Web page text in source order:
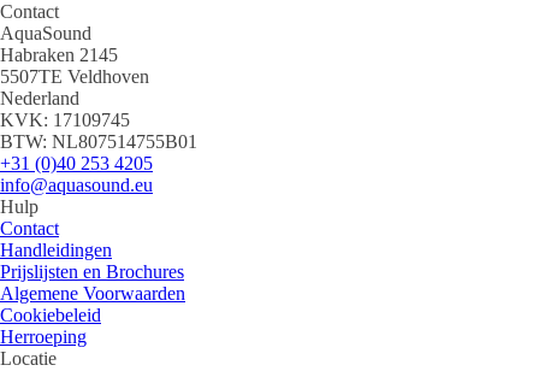
Contact
AquaSound
Habraken 2145
5507TE Veldhoven
Nederland
KVK: 17109745
BTW: NL807514755B01
+31 (0)40 253 4205
info@aquasound.eu
Hulp
Contact
Handleidingen
Prijslijsten en Brochures
Algemene Voorwaarden
Cookiebeleid
Herroeping
Locatie